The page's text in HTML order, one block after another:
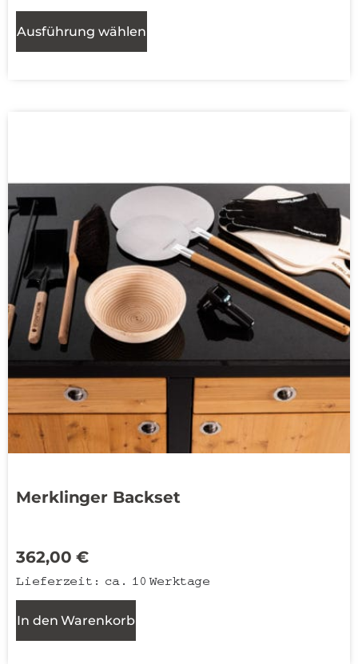
Ausführung wählen
Merklinger Backset
362,00€
Lieferzeit: ca. 10 Werktage
In den Warenkorb